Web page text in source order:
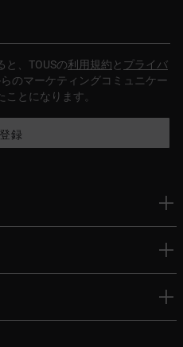
と、TOUSの利用規約と プライバ
のマーケティングコミュニケー
とになります。
録